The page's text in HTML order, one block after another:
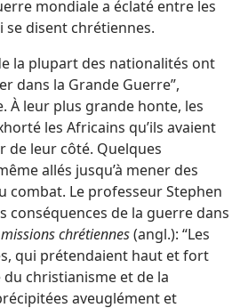
mondiale a éclaté entre les
se disent chrétiennes.
la plupart des nationalités ont
dans la Grande Guerre”,
À leur plus grande honte, les
les Africains qu’ils avaient
de leur côté. Quelques
allés jusqu’à mener des
combat. Le professeur Stephen
conséquences de la guerre dans
chrétiennes(angl.): “Les
qui prétendaient haut et fort
christianisme et de la
aveuglément et